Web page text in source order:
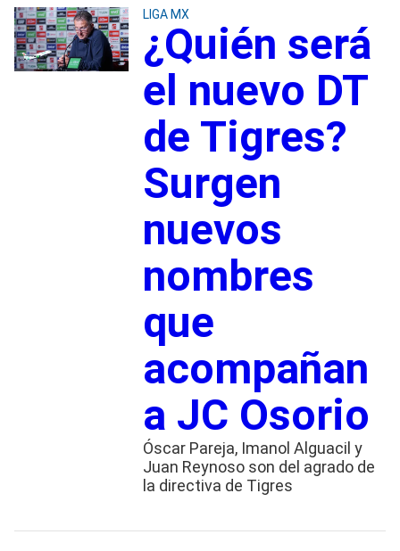
LIGA MX
¿Quién será
el nuevo DT
de Tigres?
Surgen
nuevos
nombres
que
acompañan
a JC Osorio
Óscar Pareja, Imanol Alguacil y
Juan Reynoso son del agrado de
la directiva de Tigres